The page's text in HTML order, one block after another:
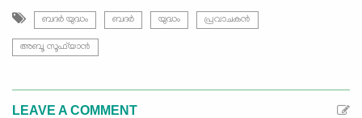
ബദര്‍ യുദ്ധം ബദര്‍ യുദ്ധം പ്രവാചകന്‍
അബൂ സൂഫ്‌യാന്‍
LEAVE A COMMENT